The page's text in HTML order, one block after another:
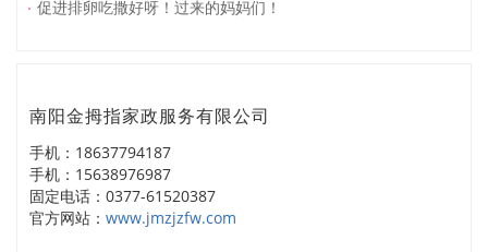
促进排卵吃撒好呀！过来的妈妈们！
南阳金拇指家政服务有限公司
手机：18637794187
手机：15638976987
固定电话：0377-61520387
官方网站： www.jmzjzfw.com